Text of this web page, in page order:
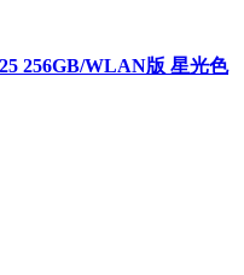
256GB/WLAN版 星光色